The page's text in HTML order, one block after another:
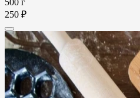
250 ₽